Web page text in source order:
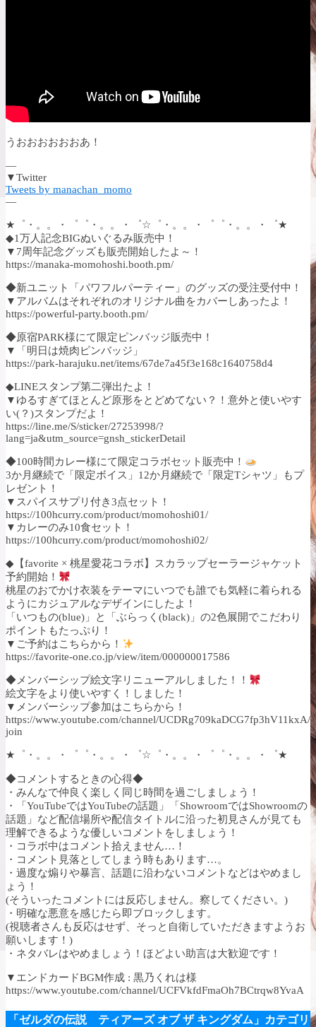
うおおおおおおあ！
—
▼Twitter
Tweets by manachan_momo
—
★゜・。。・゜゜・。。・゜☆゜・。。・゜゜・。。・゜★
◆1万人記念BIGぬいぐるみ販売中！
▼7周年記念グッズも販売開始したよ～！
https://manaka-momohoshi.booth.pm/
◆新ユニット「パワフルパーティー」のグッズの受注受付中！
▼アルバムはそれぞれのオリジナル曲をカバーしあったよ！
https://powerful-party.booth.pm/
◆原宿PARK様にて限定ピンバッジ販売中！
▼「明日は焼肉ピンバッジ」
https://park-harajuku.net/items/67de7a45f3e168c1640758d4
◆LINEスタンプ第二弾出たよ！
▼ゆるすぎてほとんど原形をとどめてない？！意外と使いやす
い(？)スタンプだよ！
https://line.me/S/sticker/27253998/?
lang=ja&utm_source=gnsh_stickerDetail
◆100時間カレー様にて限定コラボセット販売中！
3か月継続で「限定ボイス」12か月継続で「限定Tシャツ」もプ
レゼント！
▼スパイスサプリ付き3点セット！
https://100hcurry.com/product/momohoshi01/
▼カレーのみ10食セット！
https://100hcurry.com/product/momohoshi02/
◆【favorite × 桃星愛花コラボ】スカラップセーラージャケット
予約開始！
桃星のおでかけ衣装をテーマにいつでも誰でも気軽に着られる
ようにカジュアルなデザインにしたよ！
「いつもの(blue)」と「ぶらっく(black)」の2色展開でこだわり
ポイントもたっぷり！
▼ご予約はこちらから！
https://favorite-one.co.jp/view/item/000000017586
◆メンバーシップ絵文字リニューアルしました！！
絵文字をより使いやすく！しました！
▼メンバーシップ参加はこちらから！
https://www.youtube.com/channel/UCDRg709kaDCG7fp3hV11kxA/
join
★゜・。。・゜゜・。。・゜☆゜・。。・゜゜・。。・゜★
◆コメントするときの心得◆
・みんなで仲良く楽しく同じ時間を過ごしましょう！
・「YouTubeではYouTubeの話題」「ShowroomではShowroomの
話題」など配信場所や配信タイトルに沿った初見さんが見ても
理解できるような優しいコメントをしましょう！
・コラボ中はコメント拾えません…！
・コメント見落としてしまう時もあります…。
・過度な煽りや暴言、話題に沿わないコメントなどはやめまし
ょう！
(そういったコメントには反応しません。察してください。)
・明確な悪意を感じたら即ブロックします。
(視聴者さんも反応はせず、そっと自衛していただきますようお
願いします！)
・ネタバレはやめましょう！ほどよい助言は大歓迎です！
▼エンドカードBGM作成 : 黒乃くれは様
https://www.youtube.com/channel/UCFVkfdFmaOh7BCtrqw8YvaA
「ゼルダの伝説 ティアーズ オブ ザ キングダム」カテゴリ